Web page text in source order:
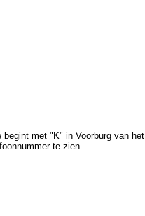
met "K" in Voorburg van het
te zien.